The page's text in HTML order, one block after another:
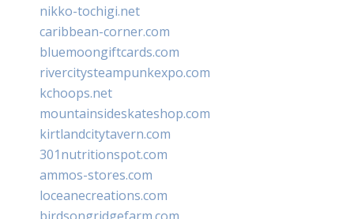
nikko-tochigi.net
caribbean-corner.com
bluemoongiftcards.com
rivercitysteampunkexpo.com
kchoops.net
mountainsideskateshop.com
kirtlandcitytavern.com
301nutritionspot.com
ammos-stores.com
loceanecreations.com